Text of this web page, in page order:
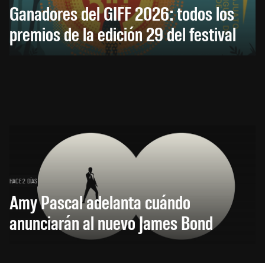
Ganadores del GIFF 2026: todos los
premios de la edición 29 del festival
HACE 2 DÍAS
Amy Pascal adelanta cuándo
anunciarán al nuevo James Bond